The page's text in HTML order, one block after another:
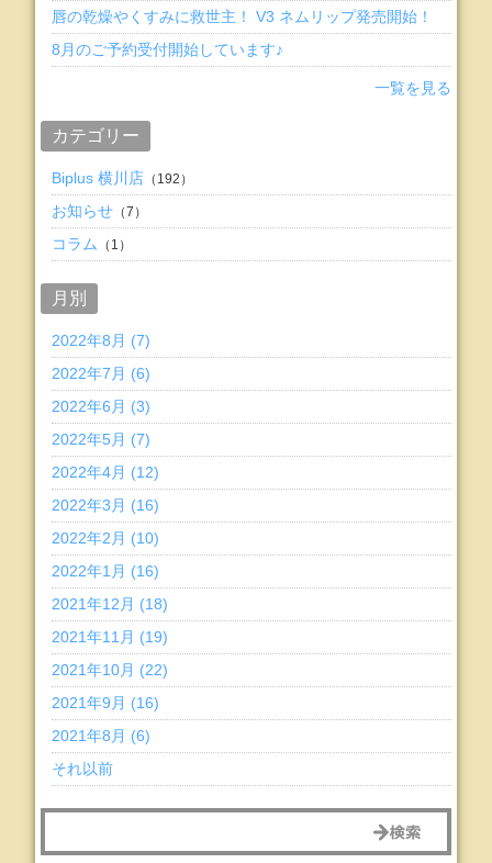
唇の乾燥やくすみに救世主！ V3 ネムリップ発売開始！
8月のご予約受付開始しています♪
一覧を見る
カテゴリー
Biplus 横川店 （192）
お知らせ （7）
コラム （1）
月別
2022年8月 (7)
2022年7月 (6)
2022年6月 (3)
2022年5月 (7)
2022年4月 (12)
2022年3月 (16)
2022年2月 (10)
2022年1月 (16)
2021年12月 (18)
2021年11月 (19)
2021年10月 (22)
2021年9月 (16)
2021年8月 (6)
それ以前